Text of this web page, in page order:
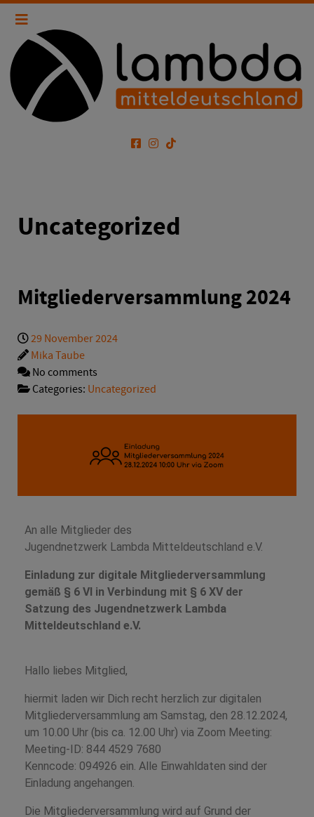
Uncategorized
Mitgliederversammlung 2024
29 November 2024
Mika Taube
No comments
Categories: Uncategorized
An alle Mitglieder des
Jugendnetzwerk Lambda Mitteldeutschland e.V.
Einladung zur digitale Mitgliederversammlung
gemäß § 6 VI in Verbindung mit § 6 XV der
Satzung des Jugendnetzwerk Lambda
Mitteldeutschland e.V.
Hallo liebes Mitglied,
hiermit laden wir Dich recht herzlich zur digitalen
Mitgliederversammlung am Samstag, den 28.12.2024,
um 10.00 Uhr (bis ca. 12.00 Uhr) via Zoom Meeting:
Meeting-ID: 844 4529 7680
Kenncode: 094926 ein. Alle Einwahldaten sind der
Einladung angehangen.
Die Mitgliederversammlung wird auf Grund der